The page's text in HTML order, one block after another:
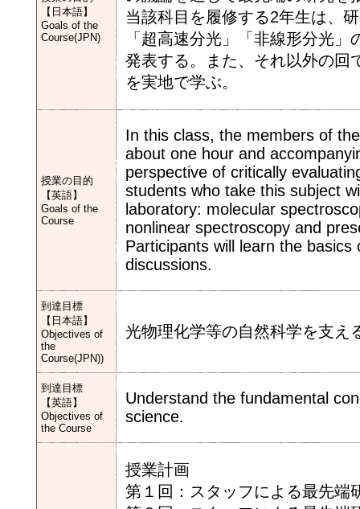
【日本語】
Goals of the
Course(JPN)
当該科目を履修する2年生は、
「超高速分光」「非線形分光
発表する。また、それ以外の回
を実地で学ぶ。
授業の目的
【英語】
Goals of the
Course
In this class, the members of
about one hour and
perspective of critically
students who take this subject
laboratory: molecular
nonlinear spectroscopy and
Participants will learn the
discussions.
到達目標
【日本語】
Objectives of
the
Course(JPN))
光物理化学等の自然科学を支え
到達目標
【英語】
Objectives of
the Course
Understand the fundamental
science.
授業計画
第１回：スタッフによる最先